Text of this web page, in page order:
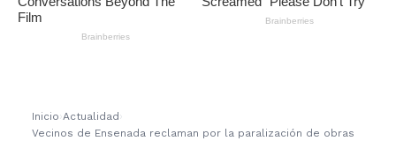
Inicio ›Actualidad ›
Vecinos de Ensenada reclaman por la paralización de obras